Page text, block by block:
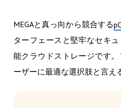
MEGAと真っ向から競合する
ターフェースと堅牢なセキ
能クラウドストレージです
ーザーに最適な選択肢と言え